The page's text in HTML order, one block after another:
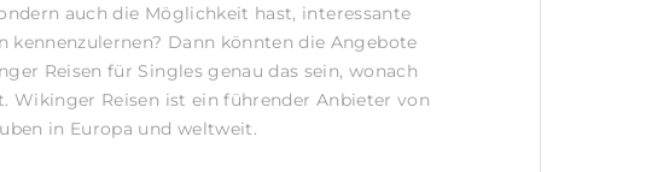
auch die Möglichkeit hast, interessante
kennenzulernen? Dann könnten die Angebote
Reisen für Singles genau das sein, wonach
Wikinger Reisen ist ein führender Anbieter von
in Europa und weltweit.